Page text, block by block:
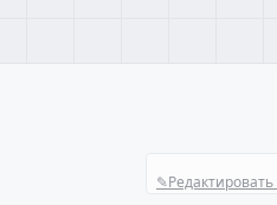
✎